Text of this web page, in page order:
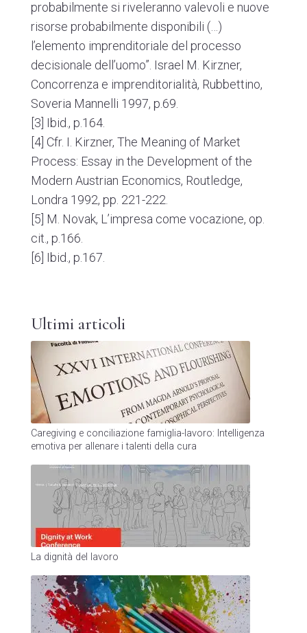
probabilmente si riveleranno valevoli e nuove
risorse probabilmente disponibili (…)
l’elemento imprenditoriale del processo
decisionale dell’uomo”. Israel M. Kirzner,
Concorrenza e imprenditorialità, Rubbettino,
Soveria Mannelli 1997, p.69.
[3] Ibid ., p.164.
[4] Cfr. I. Kirzner, The Meaning of Market
Process: Essay in the Development of the
Modern Austrian Economics, Routledge,
Londra 1992, pp. 221-222.
[5] M. Novak, L’impresa come vocazione, op.
cit., p.166.
[6] Ibid ., p.167.
Ultimi articoli
Caregiving e conciliazione famiglia-lavoro: Intelligenza
emotiva per allenare i talenti della cura
La dignità del lavoro